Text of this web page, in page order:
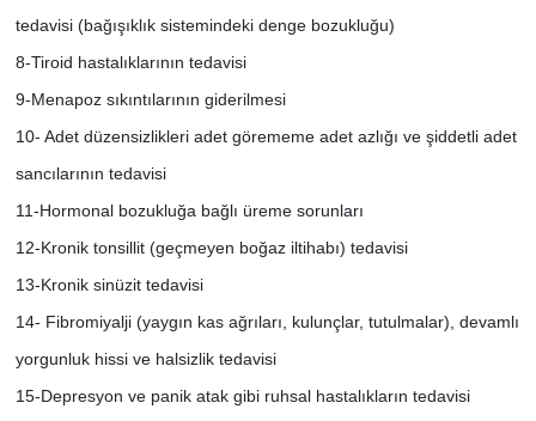
tedavisi (bağışıklık sistemindeki denge bozukluğu)
8-Tiroid hastalıklarının tedavisi
9-Menapoz sıkıntılarının giderilmesi
10- Adet düzensizlikleri adet görememe adet azlığı ve şiddetli adet
sancılarının tedavisi
11-Hormonal bozukluğa bağlı üreme sorunları
12-Kronik tonsillit (geçmeyen boğaz iltihabı) tedavisi
13-Kronik sinüzit tedavisi
14- Fibromiyalji (yaygın kas ağrıları, kulunçlar, tutulmalar), devamlı
yorgunluk hissi ve halsizlik tedavisi
15-Depresyon ve panik atak gibi ruhsal hastalıkların tedavisi